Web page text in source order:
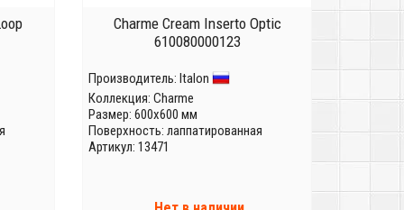
Charme Cream Inserto Optic
610080000123
Производитель: Italon
Коллекция: Charme
Размер: 600x600 мм
Поверхность: лаппатированная
Артикул: 13471